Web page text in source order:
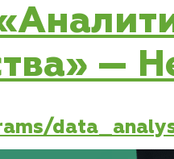
—